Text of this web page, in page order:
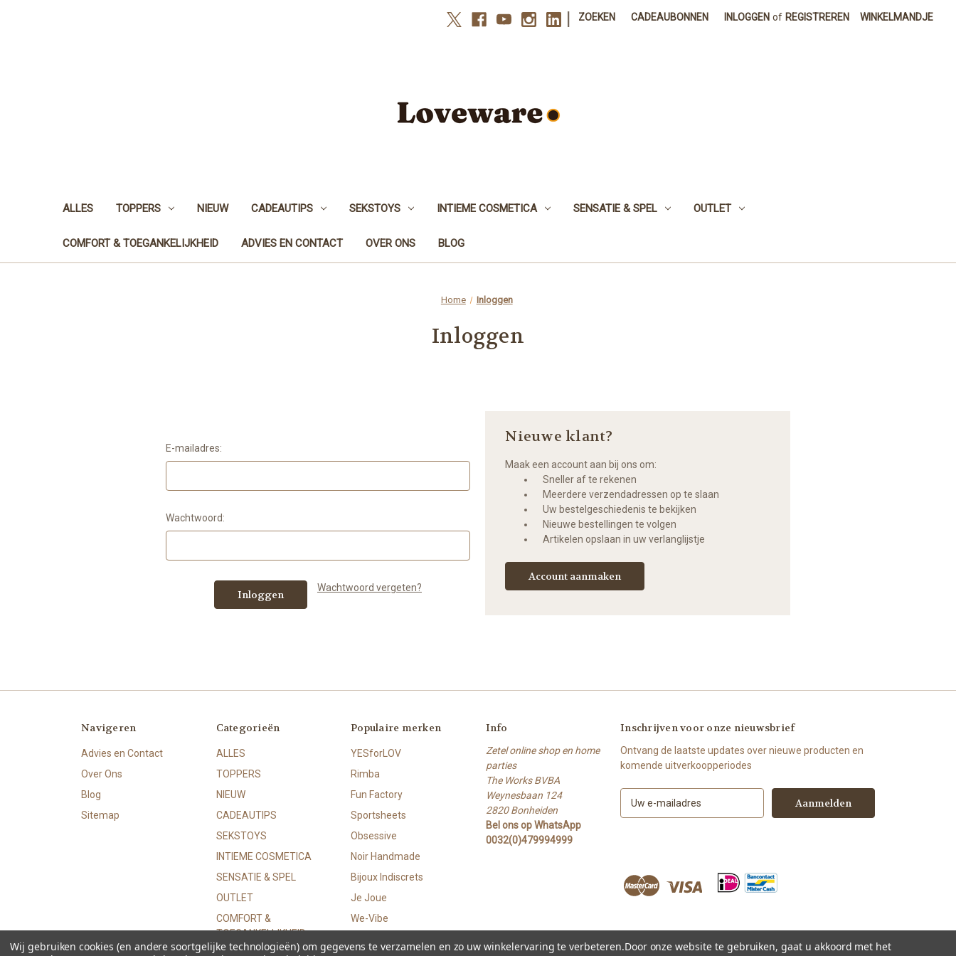
ZOEKEN CADEAUBONNEN INLOGGEN of REGISTREREN WINKELMANDJE
ALLES TOPPERS NIEUW CADEAUTIPS SEKSTOYS INTIEME COSMETICA SENSATIE & SPEL OUTLET
COMFORT & TOEGANKELIJKHEID ADVIES EN CONTACT OVER ONS BLOG
Home Inloggen
Inloggen
E-mailadres:
Wachtwoord:
Wachtwoord vergeten?
Nieuwe klant?
Maak een account aan bij ons om:
Sneller af te rekenen
Meerdere verzendadressen op te slaan
Uw bestelgeschiedenis te bekijken
Nieuwe bestellingen te volgen
Artikelen opslaan in uw verlanglijstje
Account aanmaken
Navigeren
Advies en Contact
Over Ons
Blog
Sitemap
Categorieën
ALLES
TOPPERS
NIEUW
CADEAUTIPS
SEKSTOYS
INTIEME COSMETICA
SENSATIE & SPEL
OUTLET
COMFORT &
TOEGANKELIJKHEID
Populaire merken
YESforLOV
Rimba
Fun Factory
Sportsheets
Obsessive
Noir Handmade
Bijoux Indiscrets
Je Joue
We-Vibe
Info
Zetel online shop en home
parties
The Works BVBA
Weynesbaan 124
2820 Bonheiden
Bel ons op WhatsApp
0032(0)479994999
Inschrijven voor onze nieuwsbrief
Ontvang de laatste updates over nieuwe producten en
komende uitverkoopperiodes
a
e
s
Wij gebruiken cookies (en andere soortgelijke technologieën) om gegevens te verzamelen en zo uw winkelervaring te verbeteren.Door onze website te gebruiken, gaat u akkoord met het